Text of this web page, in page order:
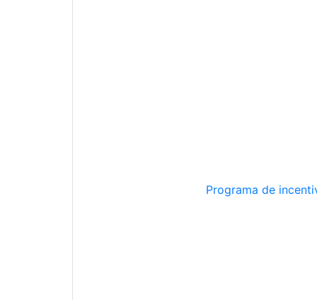
Programa de